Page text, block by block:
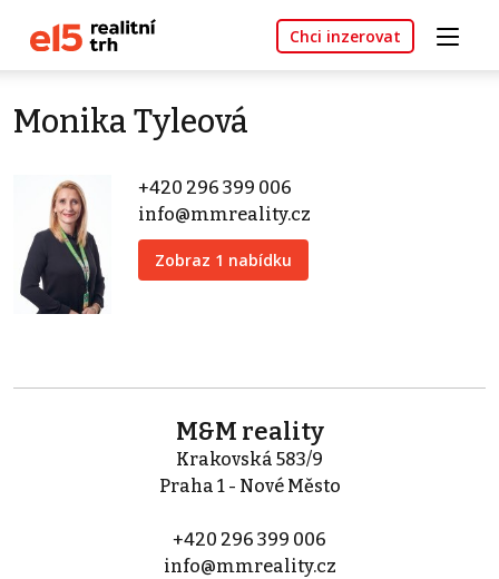
Chci inzerovat
Monika Tyleová
+420 296 399 006
info@mmreality.cz
Zobraz 1 nabídku
M&M reality
Krakovská 583/9
Praha 1 - Nové Město
+420 296 399 006
info@mmreality.cz